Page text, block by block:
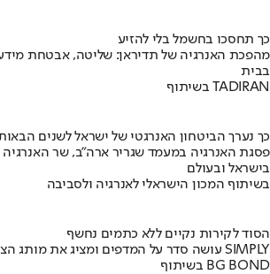
כך תחסכו בחשמל בלי להזיע
מהפכת האנרגיה של תדיראן: שליטה, אבטחת מידע
בבית
בשיתוף TADIRAN
כך נערך הביטחון האנרגטי של ישראל לשנים
פסגת האנרגיה במעמד שגריר ארה"ב, שר האנרגיה
בישראל ובעולם
בשיתוף המכון הישראלי לאנרגיה ולסביבה
הסוד לקירות נקיים ללא כתמים נחשף
מומחה BG BOND עושה סדר על המדפים ומציג את מותג הצבע SIMPLY
בשיתוף BG BOND